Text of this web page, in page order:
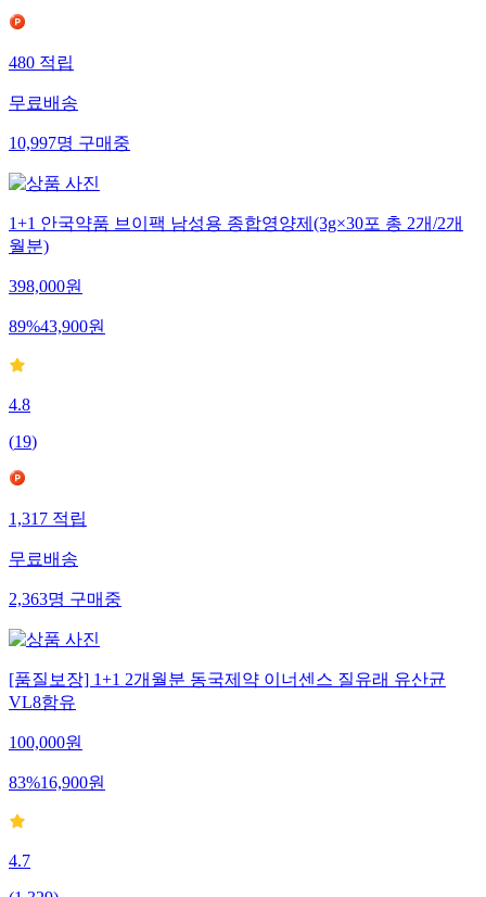
480적립
무료배송
10,997명구매중
1+1 안국약품 브이팩 남성용 종합영양제(3g×30포 총 2개/2개
월분)
398,000원
89%43,900원
4.8
(19)
1,317적립
무료배송
2,363명구매중
[품질보장] 1+1 2개월분 동국제약 이너센스 질유래 유산균
VL8함유
100,000원
83%16,900원
4.7